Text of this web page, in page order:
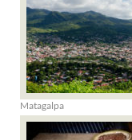
Matagalpa